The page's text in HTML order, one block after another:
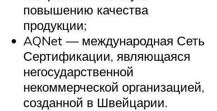
повышению качества
продукции;
AQNet — международная Сеть
Сертификации, являющаяся
негосударственной
некоммерческой организацией,
созданной в Швейцарии.